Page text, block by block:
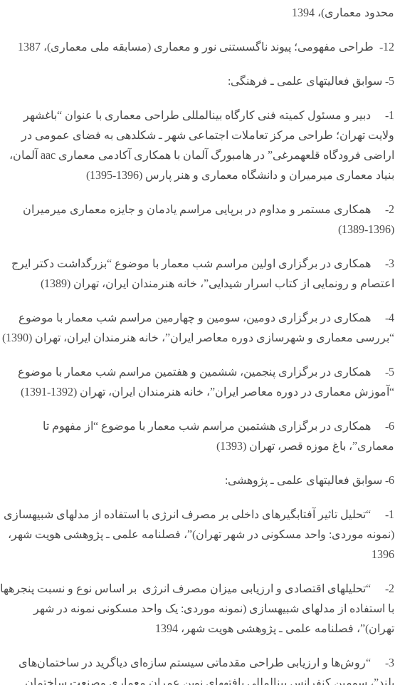
محدود معماری)، 1394
12- طراحی مفهومی؛ پیوند ناگسستنی نور و معماری (مسابقه ملی معماری)، 1387
5- سوابق فعالیت­های علمی ـ فرهنگی:
1- دبیر و مسئول کمیته فنی کارگاه بین­المللی طراحی معماری با عنوان “باغشهر
ولایت تهران؛ طراحی مرکز تعاملات اجتماعی شهر ـ شکل­دهی به فضای عمومی در
اراضی فرودگاه قلعه­مرغی” در هامبورگ آلمان با همکاری آکادمی معماری aac آلمان،
بنیاد معماری میرمیران و دانشگاه معماری و هنر پارس (1396-1395)
2- همکاری مستمر و مداوم در برپایی مراسم یادمان و جایزه معماری میرمیران
(1396-1389)
3- همکاری در برگزاری اولین مراسم شب معمار با موضوع “بزرگداشت دکتر ایرج
اعتصام و رونمایی از کتاب اسرار شیدایی”، خانه هنرمندان ایران، تهران (1389)
4- همکاری در برگزاری دومین، سومین و چهارمین مراسم شب معمار با موضوع
“بررسی معماری و شهرسازی دوره معاصر ایران”، خانه هنرمندان ایران، تهران (1390)
5- همکاری در برگزاری پنجمین، ششمین و هفتمین مراسم شب معمار با موضوع
“آموزش معماری در دوره معاصر ایران”، خانه هنرمندان ایران، تهران (1392-1391)
6- همکاری در برگزاری هشتمین مراسم شب معمار با موضوع “از مفهوم تا
معماری”، باغ موزه قصر، تهران (1393)
6- سوابق فعالیت­های علمی ـ پژوهشی:
1- “تحلیل تاثیر آفتابگیرهای داخلی بر مصرف انرژی با استفاده از مدل­های شبیه­سازی
(نمونه موردی: واحد مسکونی در شهر تهران)”، فصلنامه علمی ـ پژوهشی هویت شهر،
1396
2- “تحلیل­های اقتصادی و ارزیابی میزان مصرف انرژی بر اساس نوع و نسبت پنجره­ها
با استفاده از مدل­های شبیه­سازی (نمونه موردی: یک واحد مسکونی نمونه در شهر
تهران)”، فصلنامه علمی ـ پژوهشی هویت شهر، 1394
3- “روش‌ها و ارزیابی طراحی مقدماتی سیستم سازه‌ای دیاگرید در ساختمان‌های
بلند”، سومین کنفرانس بین­المللی یافته­های نوین عمران معماری وصنعت ساختمان